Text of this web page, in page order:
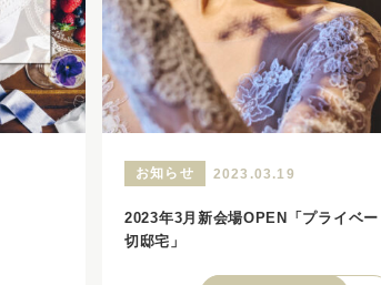
お知らせ 2023.03.19
2023年3月新会場OPEN「プライベ
切邸宅」